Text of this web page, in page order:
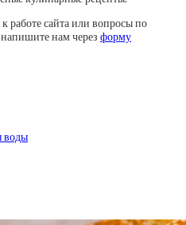
работе сайта или вопросы по
нам через форму
воды